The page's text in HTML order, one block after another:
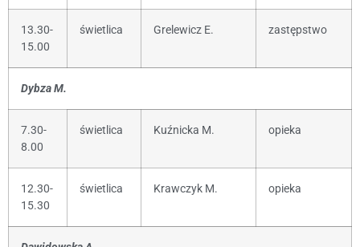
13.30-
15.00
świetlica Grelewicz E. zastępstwo
Dybza M.
7.30-
8.00
świetlica Kuźnicka M. opieka
12.30-
15.30
świetlica Krawczyk M. opieka